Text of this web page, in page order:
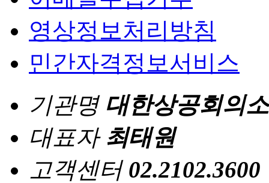
영상정보처리방침
민간자격정보서비스
기관명 대한상공회의소
대표자 최태원
고객센터 02.2102.3600